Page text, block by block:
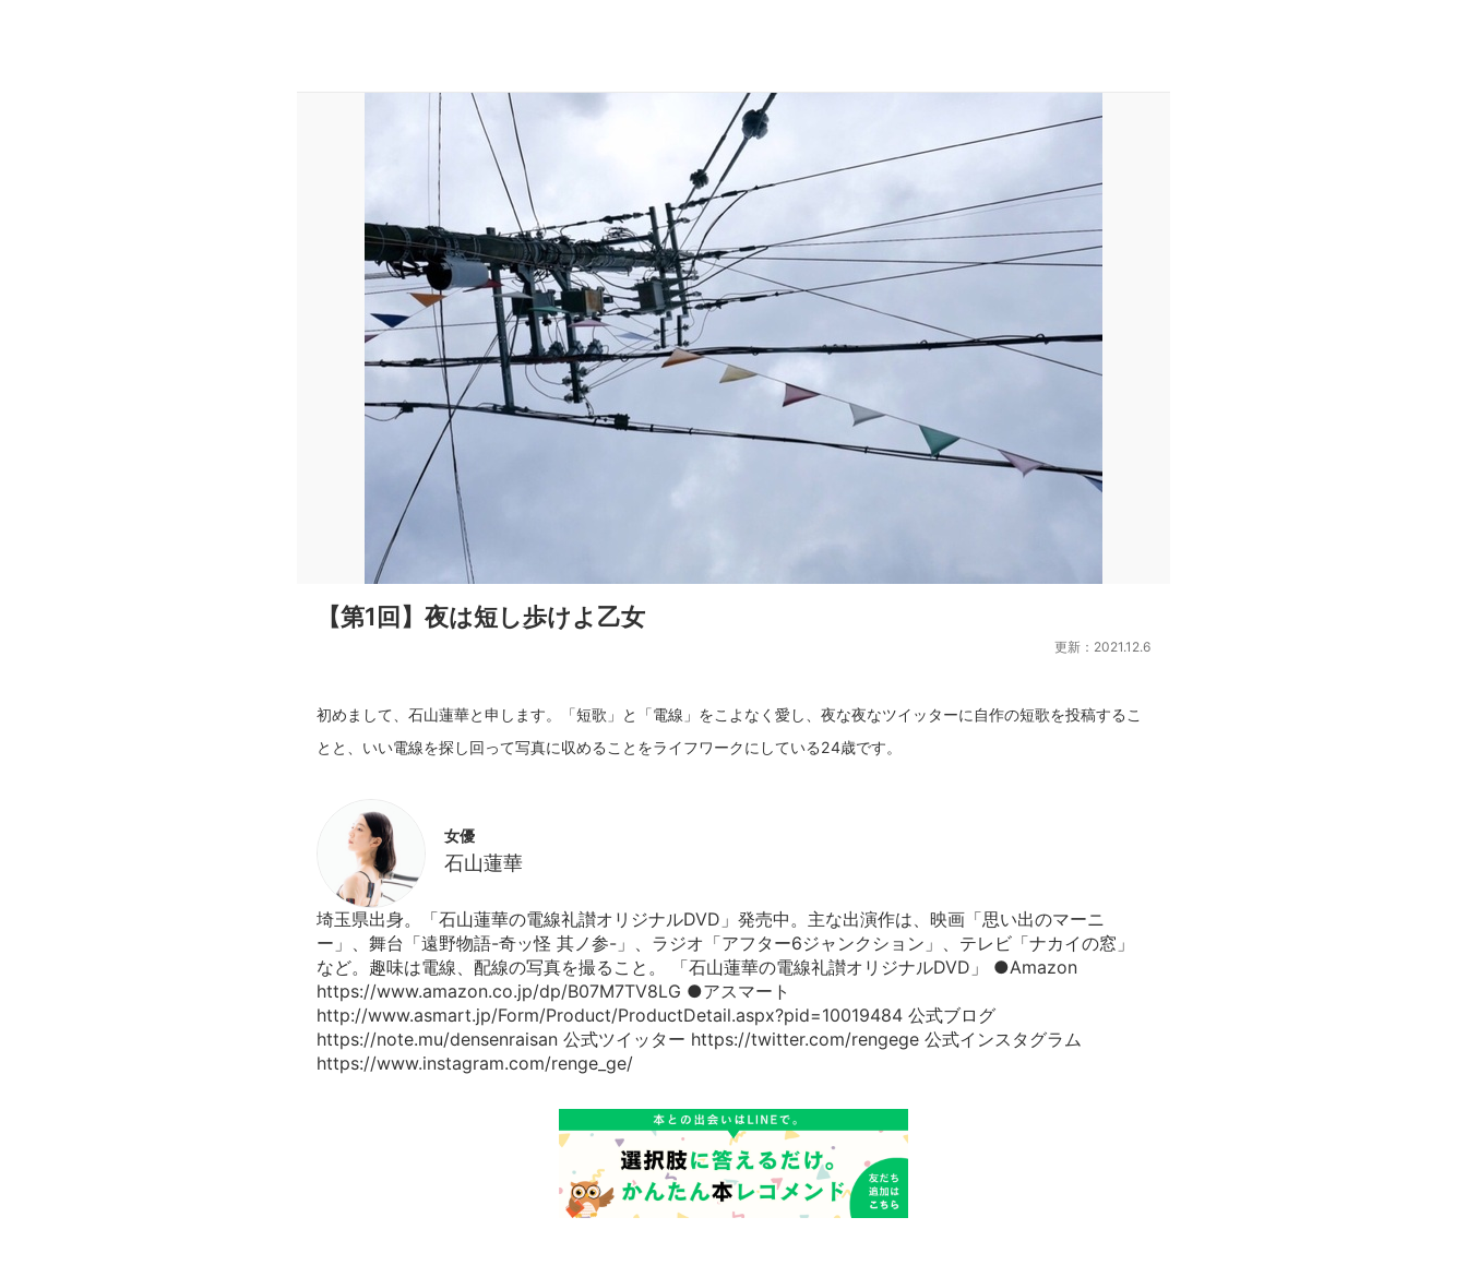
【第1回】夜は短し歩けよ乙女
更新：2021.12.6
初めまして、石山蓮華と申します。「短歌」と「電線」をこよなく愛し、夜な夜なツイッターに自作の短歌を投稿するこ
女優
石山蓮華
埼玉県出身。「石山蓮華の電線礼讃オリジナルDVD」発売中。主な出演作は、映画「思い出のマーニ
ー」、舞台「遠野物語-奇ッ怪 其ノ参-」、ラジオ「アフター6ジャンクション」、テレビ「ナカイの窓」
など。趣味は電線、配線の写真を撮ること。 「石山蓮華の電線礼讃オリジナルDVD」 ●Amazon
https://www.amazon.co.jp/dp/B07M7TV8LG ●アスマート
http://www.asmart.jp/Form/Product/ProductDetail.aspx?pid=10019484 公式ブログ
https://note.mu/densenraisan 公式ツイッター https://twitter.com/rengege 公式インスタグラム
https://www.instagram.com/renge_ge/